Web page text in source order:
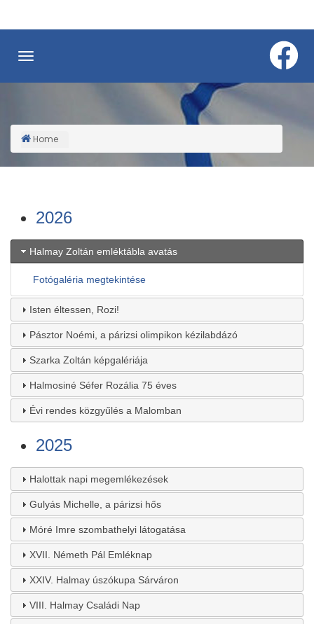
content
Breadcrumb
Home
2026
Halmay Zoltán emléktábla avatás
Fotógaléria megtekintése
Isten éltessen, Rozi!
Pásztor Noémi, a párizsi olimpikon kézilabdázó
Szarka Zoltán képgalériája
Halmosiné Séfer Rozália 75 éves
Évi rendes közgyűlés a Malomban
2025
Halottak napi megemlékezések
Gulyás Michelle, a párizsi hős
Móré Imre szombathelyi látogatása
XVII. Németh Pál Emléknap
XXIV. Halmay úszókupa Sárváron
VIII. Halmay Családi Nap